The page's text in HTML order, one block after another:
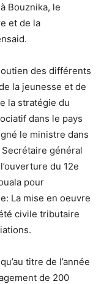
Bouznika, le
et de la
des différents
la jeunesse et de
la stratégie du
dans le pays
le ministre dans
général
du 12e
pour
La mise en oeuvre
civile tributaire
titre de l’année
de 200